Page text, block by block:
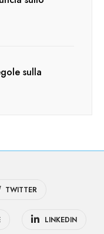
sulla
TWITTER
LINKEDIN